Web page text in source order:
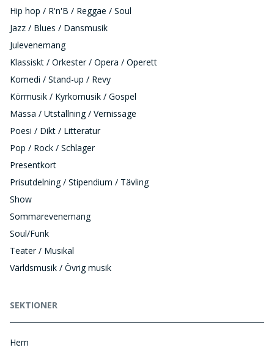
Hip hop / R'n'B / Reggae / Soul
Jazz / Blues / Dansmusik
Julevenemang
Klassiskt / Orkester / Opera / Operett
Komedi / Stand-up / Revy
Körmusik / Kyrkomusik / Gospel
Mässa / Utställning / Vernissage
Poesi / Dikt / Litteratur
Pop / Rock / Schlager
Presentkort
Prisutdelning / Stipendium / Tävling
Show
Sommarevenemang
Soul/Funk
Teater / Musikal
Världsmusik / Övrig musik
SEKTIONER
Hem